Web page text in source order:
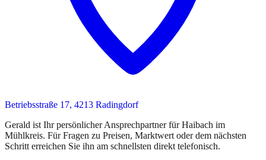
Betriebsstraße 17, 4213 Radingdorf
Gerald ist Ihr persönlicher Ansprechpartnerfür Haibach im
Mühlkreis. Für Fragen zu Preisen, Marktwert oder dem nächsten
Schritt erreichen Sie ihn am schnellsten direkt telefonisch.